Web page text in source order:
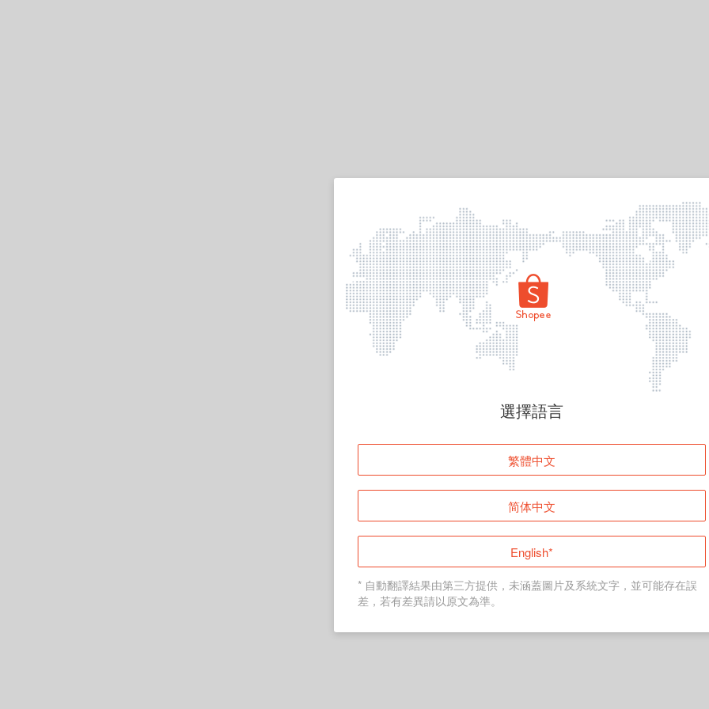
頁面無法顯示
登入
返回首頁
選擇語言
繁體中文
简体中文
English*
* 自動翻譯結果由第三方提供，未涵蓋圖片及系統文字，並可能存在誤
差，若有差異請以原文為準。